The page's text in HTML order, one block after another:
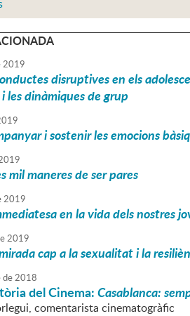
2019
disruptives en els
les dinàmiques de grup
i sostenir les emocions
mil maneres de ser pares
2019
en la vida dels nostres
2019
cap a la sexualitat i la
de2018
del Cinema:Casablanca:
comentarista cinematogràfic